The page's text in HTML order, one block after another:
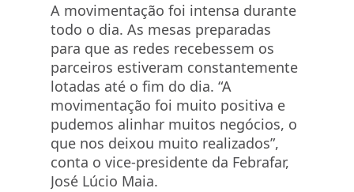
A movimentação foi intensa durante
todo o dia. As mesas preparadas
para que as redes recebessem os
parceiros estiveram constantemente
lotadas até o fim do dia. “A
movimentação foi muito positiva e
pudemos alinhar muitos negócios, o
que nos deixou muito realizados”,
conta o vice-presidente da Febrafar,
José Lúcio Maia.